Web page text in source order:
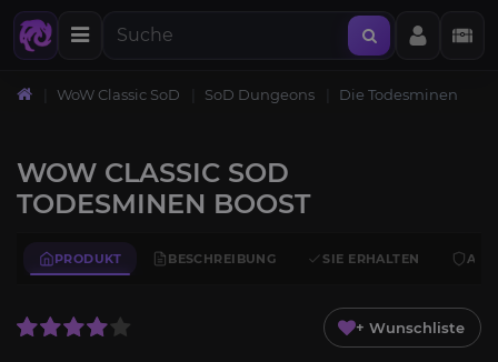
WoW Classic SoD SoD Dungeons Die Todesminen
WOW CLASSIC SOD
TODESMINEN BOOST
PRODUKT BESCHREIBUNG SIE ERHALTEN
+ Wunschliste